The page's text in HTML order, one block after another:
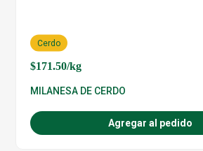
$171.50/kg
Cerdo
MILANESA DE CERDO
Agregar al pedido